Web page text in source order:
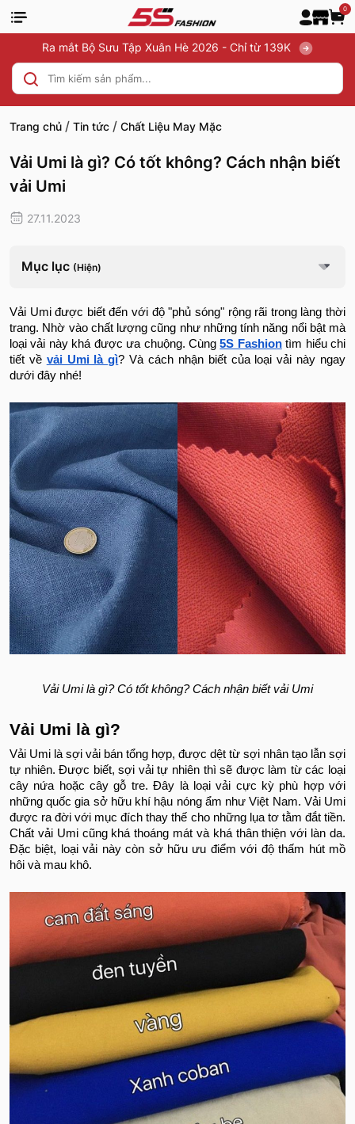
0
Ra mắt Bộ Sưu Tập Xuân Hè 2026 - Chỉ từ 139K
Trang chủ / Tin tức / Chất Liệu May Mặc
Vải Umi là gì? Có tốt không? Cách nhận biết
vải Umi
27.11.2023
Mục lục (Hiện)
Vải Umi được biết đến với độ "phủ sóng" rộng rãi trong làng thời
trang. Nhờ vào chất lượng cũng như những tính năng nổi bật mà
loại vải này khá được ưa chuộng. Cùng5S Fashiontìm hiểu chi
tiết về vải Umi là gì? Và cách nhận biết của loại vải này ngay
dưới đây nhé!
Vải Umi là gì? Có tốt không? Cách nhận biết vải Umi
Vải Umi là gì?
Vải Umi là sợi vải bán tổng hợp, được dệt từ sợi nhân tạo lẫn sợi
tự nhiên. Được biết, sợi vải tự nhiên thì sẽ được làm từ các loại
cây nứa hoặc cây gỗ tre. Đây là loại vải cực kỳ phù hợp với
những quốc gia sở hữu khí hậu nóng ẩm như Việt Nam. Vải Umi
được ra đời với mục đích thay thế cho những lụa tơ tằm đắt tiền.
Chất vải Umi cũng khá thoáng mát và khá thân thiện với làn da.
Đặc biệt, loại vải này còn sở hữu ưu điểm với độ thấm hút mồ
hôi và mau khô.